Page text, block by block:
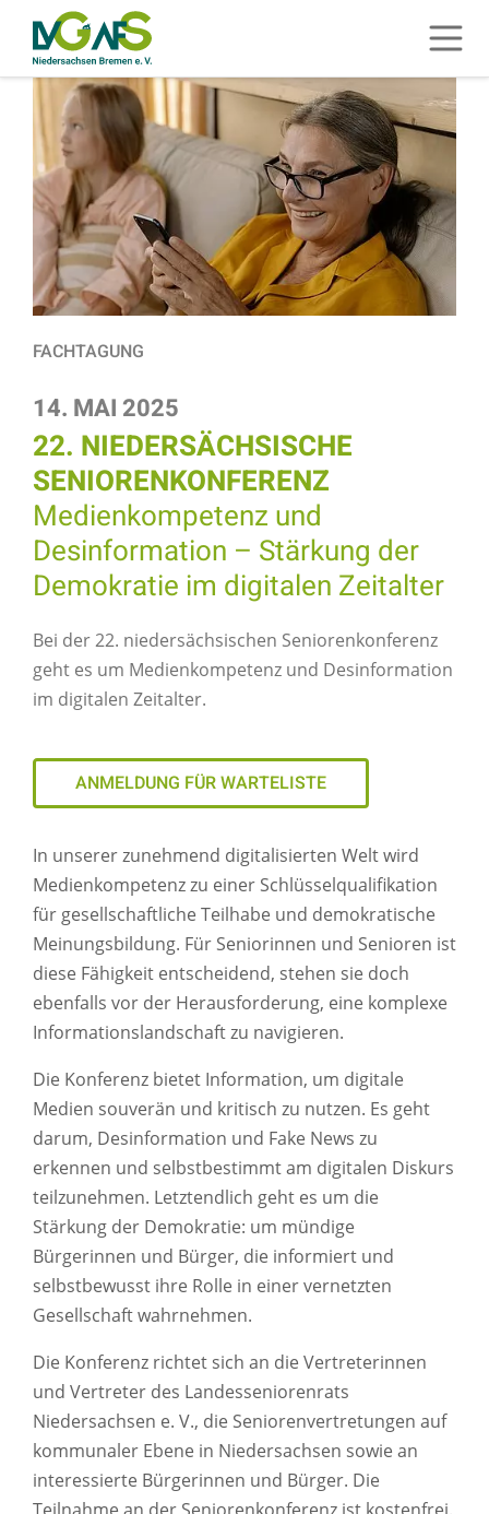
ZUM HAUPTINHALT SPRINGEN
ZUR SUCHE SPRINGEN
FACHTAGUNG
14. MAI 2025
22. NIEDERSÄCHSISCHE
SENIORENKONFERENZ
Medienkompetenz und
Desinformation – Stärkung der
Demokratie im digitalen Zeitalter
Bei der 22. niedersächsischen Seniorenkonferenz
geht es um Medienkompetenz und Desinformation
im digitalen Zeitalter.
ANMELDUNG FÜR WARTELISTE
In unserer zunehmend digitalisierten Welt wird
Medienkompetenz zu einer Schlüsselqualifikation
für gesellschaftliche Teilhabe und demokratische
Meinungsbildung. Für Seniorinnen und Senioren ist
diese Fähigkeit entscheidend, stehen sie doch
ebenfalls vor der Herausforderung, eine komplexe
Informationslandschaft zu navigieren.
Die Konferenz bietet Information, um digitale
Medien souverän und kritisch zu nutzen. Es geht
darum, Desinformation und Fake News zu
erkennen und selbstbestimmt am digitalen Diskurs
teilzunehmen. Letztendlich geht es um die
Stärkung der Demokratie: um mündige
Bürgerinnen und Bürger, die informiert und
selbstbewusst ihre Rolle in einer vernetzten
Gesellschaft wahrnehmen.
Die Konferenz richtet sich an die Vertreterinnen
und Vertreter des Landesseniorenrats
Niedersachsen e. V., die Seniorenvertretungen auf
kommunaler Ebene in Niedersachsen sowie an
interessierte Bürgerinnen und Bürger. Die